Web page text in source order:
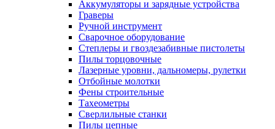
Аккумуляторы и зарядные устройства
Граверы
Ручной инструмент
Сварочное оборудование
Степлеры и гвоздезабивные пистолеты
Пилы торцовочные
Лазерные уровни, дальномеры, рулетки
Отбойные молотки
Фены строительные
Тахеометры
Сверлильные станки
Пилы цепные